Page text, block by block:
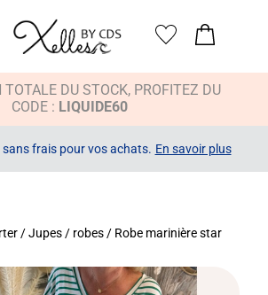
TOTALE DU STOCK, PROFITEZ DU
CODE : LIQUIDE60
sans frais pour vos achats. En savoir plus
/Jupes / robes / Robe marinière star